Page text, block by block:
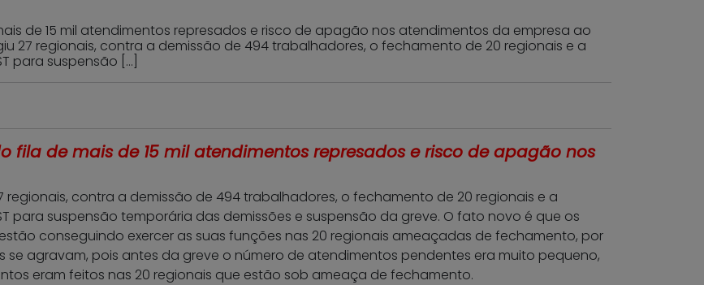
de 15 mil atendimentos represados e risco de apagão nos atendimentos da empresa ao
27 regionais, contra a demissão de 494 trabalhadores, o fechamento de 20 regionais e a
para suspensão […]
fila de mais de 15 mil atendimentos represados e risco de apagão nos
regionais, contra a demissão de 494 trabalhadores, o fechamento de 20 regionais e a
para suspensão temporária das demissões e suspensão da greve. O fato novo é que os
conseguindo exercer as suas funções nas 20 regionais ameaçadas de fechamento, por
se agravam, pois antes da greve o número de atendimentos pendentes era muito pequeno,
eram feitos nas 20 regionais que estão sob ameaça de fechamento.